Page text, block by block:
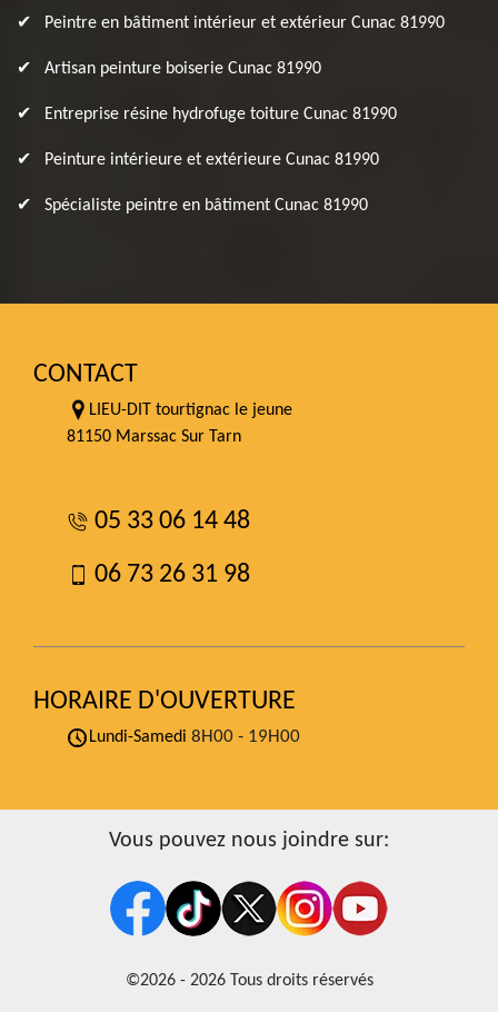
Peintre en bâtiment intérieur et extérieur Cunac 81990
Artisan peinture boiserie Cunac 81990
Entreprise résine hydrofuge toiture Cunac 81990
Peinture intérieure et extérieure Cunac 81990
Spécialiste peintre en bâtiment Cunac 81990
CONTACT
LIEU-DIT tourtignac le jeune
81150 Marssac Sur Tarn
05 33 06 14 48
06 73 26 31 98
HORAIRE D'OUVERTURE
Lundi-Samedi 8H00 - 19H00
Vous pouvez nous joindre sur:
©2026 - 2026 Tous droits réservés